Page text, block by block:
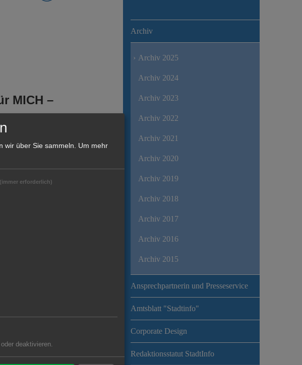
MICH –
15.30
ist für
Archiv
Archiv 2025
Archiv 2024
Archiv 2023
Archiv 2022
Archiv 2021
Archiv 2020
Archiv 2019
Archiv 2018
Archiv 2017
Archiv 2016
Archiv 2015
Ansprechpartnerin und Presseservice
Amtsblatt "Stadtinfo"
Corporate Design
Redaktionsstatut StadtInfo
wir über Sie sammeln.
Um mehr
(immer erforderlich)
deaktivieren.